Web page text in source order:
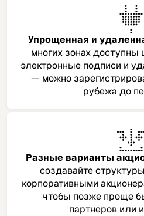
Упрощенная и
многих зонах
электронные подписи и
— можно
рубежа до
Разные варианты
создавайте
корпоративными
чтобы позже проще
партнеров или